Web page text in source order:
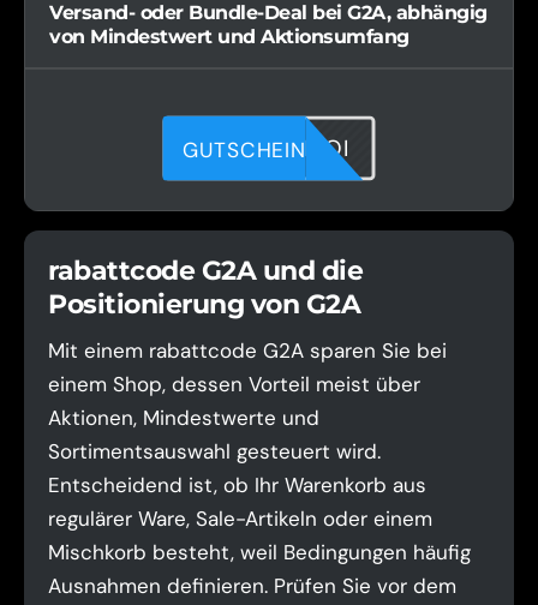
Versand- oder Bundle-Deal bei G2A, abhängig
von Mindestwert und Aktionsumfang
X9HJHM4QI
GUTSCHEIN
rabattcode G2A und die
Positionierung von G2A
Mit einem rabattcode G2A sparen Sie bei
einem Shop, dessen Vorteil meist über
Aktionen, Mindestwerte und
Sortimentsauswahl gesteuert wird.
Entscheidend ist, ob Ihr Warenkorb aus
regulärer Ware, Sale-Artikeln oder einem
Mischkorb besteht, weil Bedingungen häufig
Ausnahmen definieren. Prüfen Sie vor dem